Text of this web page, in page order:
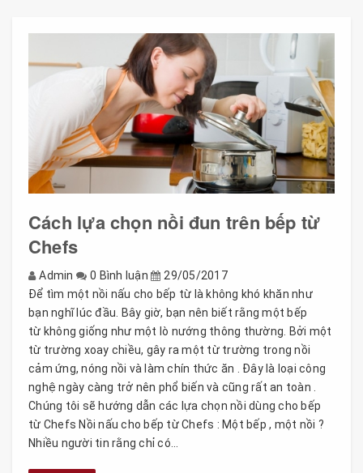
Cách lựa chọn nồi đun trên bếp từ
Chefs
Admin 0 Bình luận
29/05/2017
Để tìm một nồi nấu cho bếp từ là không khó khăn như
bạn nghĩ lúc đầu. Bây giờ, bạn nên biết rằng một bếp
từ không giống như một lò nướng thông thường. Bởi một
từ trường xoay chiều, gây ra một từ trường trong nồi
cảm ứng, nóng nồi và làm chín thức ăn . Đây là loại công
nghệ ngày càng trở nên phổ biến và cũng rất an toàn .
Chúng tôi sẽ hướng dẫn các lựa chọn nồi dùng cho bếp
từ Chefs Nồi nấu cho bếp từ Chefs : Một bếp , một nồi ?
Nhiều người tin rằng chỉ có...